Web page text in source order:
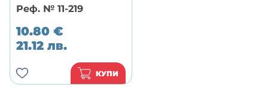
Реф. № 11-219
10.80 €
21.12 лв.
КУПИ